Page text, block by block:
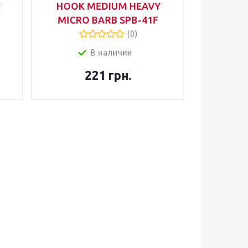
HOOK MEDIUM HEAVY
MICRO BARB SPB-41F
(0)
В наличии
221 грн.